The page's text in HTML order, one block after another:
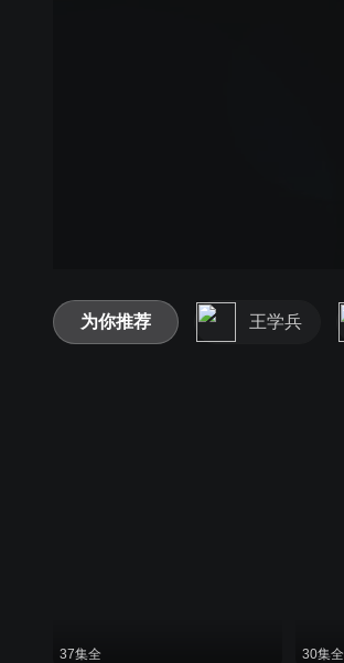
为你推荐 王学兵
37集全 30集全